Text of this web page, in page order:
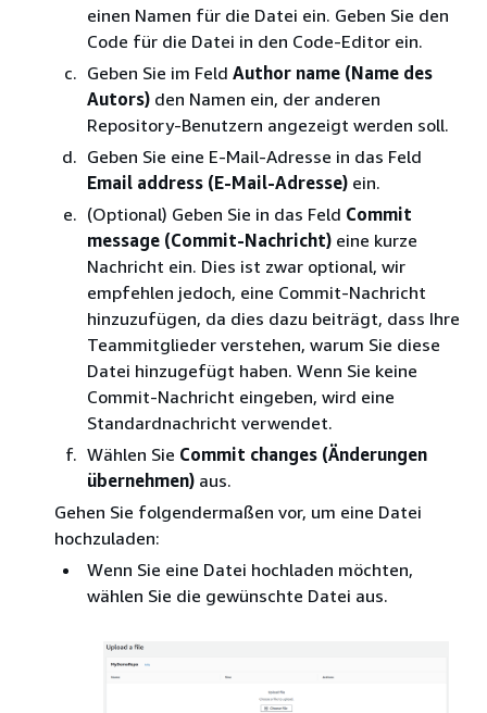
einen Namen für die Datei ein. Geben Sie den
Code für die Datei in den Code-Editor ein.
Geben Sie im Feld Author name (Name des
Autors) den Namen ein, der anderen
Repository-Benutzern angezeigt werden soll.
Geben Sie eine E-Mail-Adresse in das Feld
Email address (E-Mail-Adresse) ein.
(Optional) Geben Sie in das Feld Commit
message (Commit-Nachricht) eine kurze
Nachricht ein. Dies ist zwar optional, wir
empfehlen jedoch, eine Commit-Nachricht
hinzuzufügen, da dies dazu beiträgt, dass Ihre
Teammitglieder verstehen, warum Sie diese
Datei hinzugefügt haben. Wenn Sie keine
Commit-Nachricht eingeben, wird eine
Standardnachricht verwendet.
Wählen Sie Commit changes (Änderungen
übernehmen) aus.
Gehen Sie folgendermaßen vor, um eine Datei
hochzuladen:
Wenn Sie eine Datei hochladen möchten,
wählen Sie die gewünschte Datei aus.